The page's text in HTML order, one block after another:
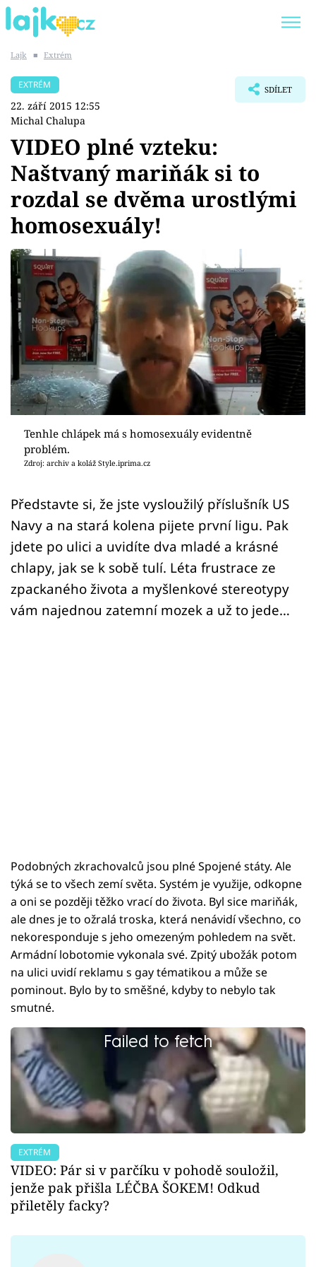
SHOPAHOLICADEL
Témata
Showbyznys
Youtubeři
Virály
Sex a vztahy
Videa
Sledujte prima+
Přihlášení
Lajk ■ Extrém
EXTRÉM
22. září 2015 12:55
Michal Chalupa
SDÍLET
VIDEO plné vzteku:
Naštvaný mariňák si to
rozdal se dvěma urostlými
homosexuály!
Tenhle chlápek má s homosexuály evidentně
problém.
Zdroj: archiv a koláž Style.iprima.cz
Představte si, že jste vysloužilý příslušník US
Navy a na stará kolena pijete první ligu. Pak
jdete po ulici a uvidíte dva mladé a krásné
chlapy, jak se k sobě tulí. Léta frustrace ze
zpackaného života a myšlenkové stereotypy
vám najednou zatemní mozek a už to jede…
Podobných zkrachovalců jsou plné Spojené státy. Ale
týká se to všech zemí světa. Systém je využije, odkopne
a oni se později těžko vrací do života. Byl sice mariňák,
ale dnes je to ožralá troska, která nenávidí všechno, co
nekoresponduje s jeho omezeným pohledem na svět.
Armádní lobotomie vykonala své. Zpitý ubožák potom
na ulici uvidí reklamu s gay tématikou a může se
pominout. Bylo by to směšné, kdyby to nebylo tak
smutné.
Failed to fetch
EXTRÉM
VIDEO: Pár si v parčíku v pohodě souložil,
jenže pak přišla LÉČBA ŠOKEM! Odkud
přiletěly facky?